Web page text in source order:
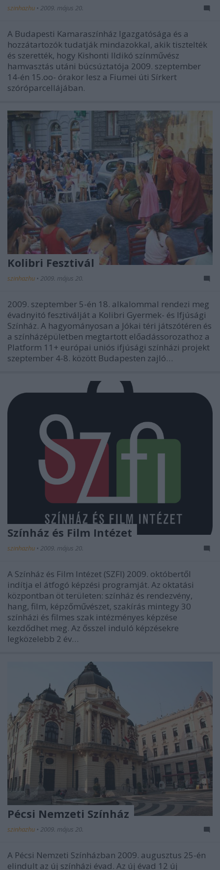
szinhazhu • 2009. május 20.
A Budapesti Kamaraszínház Igazgatósága és a
hozzátartozók tudatják mindazokkal, akik tisztelték
és szerették, hogy Kishonti Ildikó színművész
hamvasztás utáni búcsúztatója 2009. szeptember
14-én 15.oo- órakor lesz a Fiumei úti Sírkert
szóróparcellájában.
Kolibri Fesztivál
szinhazhu • 2009. május 20.
2009. szeptember 5-én 18. alkalommal rendezi meg
évadnyitó fesztiválját a Kolibri Gyermek- és Ifjúsági
Színház. A hagyományosan a Jókai téri játszótéren és
a színházépületben megtartott előadássorozathoz a
Platform 11+ európai uniós ifjúsági színházi projekt
szeptember 4-8. között Budapesten zajló…
Színház és Film Intézet
szinhazhu • 2009. május 20.
A Színház és Film Intézet (SZFI) 2009. októbertől
indítja el átfogó képzési programját. Az oktatási
központban öt területen: színház és rendezvény,
hang, film, képzőművészet, szakírás mintegy 30
színházi és filmes szak intézményes képzése
kezdődhet meg. Az ősszel induló képzésekre
legközelebb 2 év…
Pécsi Nemzeti Színház
szinhazhu • 2009. május 20.
A Pécsi Nemzeti Színházban 2009. augusztus 25-én
elindult az új színházi évad. Az új évad 12 új